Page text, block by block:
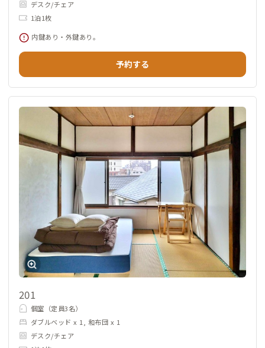
デスク/チェア
1泊1枚
内鍵あり・外鍵あり。
予約する
201
個室（定員3名）
ダブルベッド x 1, 和布団 x 1
デスク/チェア